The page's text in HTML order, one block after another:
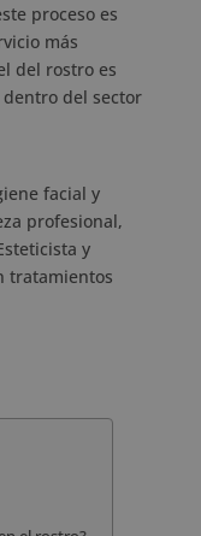
proceso es
más
del rostro es
del sector
facial y
profesional,
y
tratamientos